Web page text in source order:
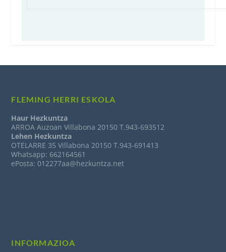
FLEMING HERRI ESKOLA
Haur Hezkuntza
ARROA Auzoan Villabona 20150 T.943-693512
Lehen Hezkuntza
OTELARRE 35 Villabona 20150 T.943-691413
Whatsapp: 662164561
ePosta: 012277aa@hezkuntza.net
INFORMAZIOA